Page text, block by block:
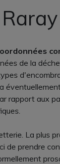
de la
rapport aux
La plus
prendre